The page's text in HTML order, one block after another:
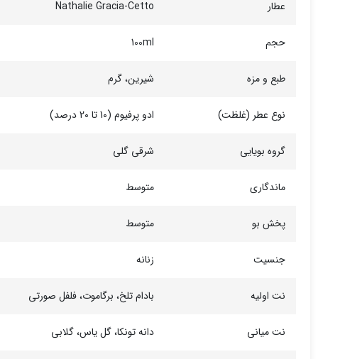
عطار Nathalie Gracia-Cetto
حجم 100ml
طبع و مزه شیرین، گرم
نوع عطر (غلظت) ادو پرفیوم (10 تا 20 درصد)
گروه بویایی شرقی گلی
ماندگاری متوسط
پخش بو متوسط
جنسیت زنانه
نت اولیه بادام تلخ، برگاموت، فلفل صورتی
نت میانی دانه تونکا، گل یاس، گلابی